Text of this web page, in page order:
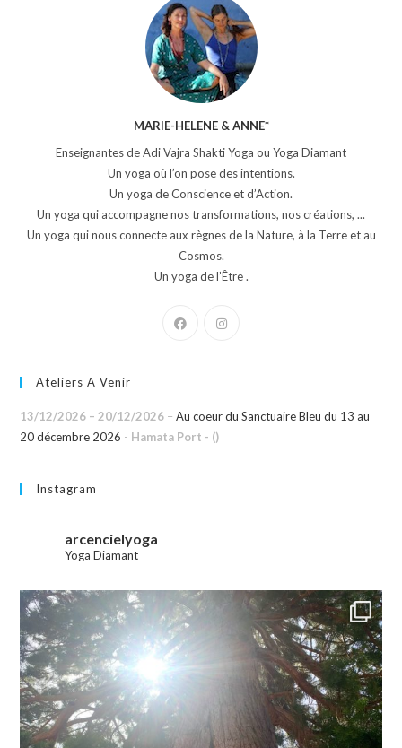
MARIE-HELENE & ANNE*
Enseignantes de Adi Vajra Shakti Yoga ou Yoga Diamant
Un yoga où l’on pose des intentions.
Un yoga de Conscience et d’Action.
Un yoga qui accompagne nos transformations, nos créations, ...
Un yoga qui nous connecte aux règnes de la Nature, à la Terre et au
Cosmos.
Un yoga de l’Être .
Ateliers A Venir
13/12/2026 – 20/12/2026 –Au coeur du Sanctuaire Bleu du 13 au
20 décembre 2026 - Hamata Port - ()
Instagram
arcencielyoga
Yoga Diamant